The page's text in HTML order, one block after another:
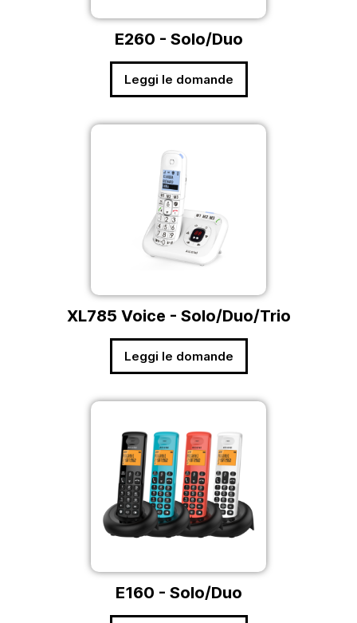
E260 - Solo/Duo
Leggi le domande
XL785 Voice - Solo/Duo/Trio
Leggi le domande
E160 - Solo/Duo